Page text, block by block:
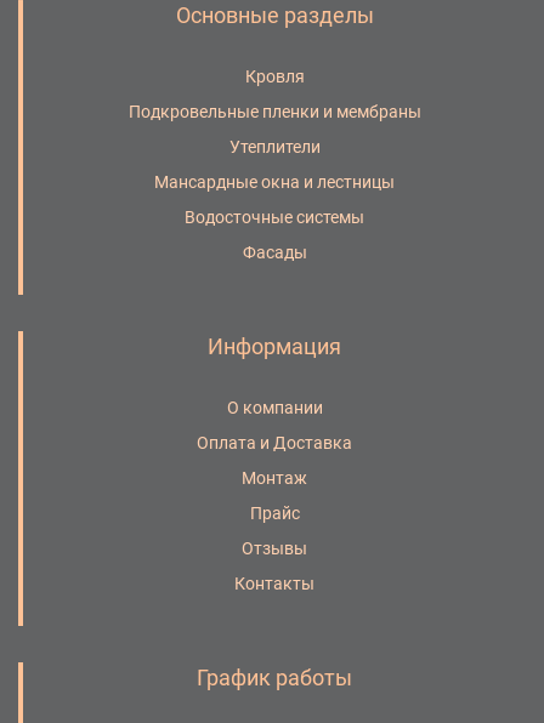
Основные разделы
Кровля
Подкровельные пленки и мембраны
Утеплители
Мансардные окна и лестницы
Водосточные системы
Фасады
Информация
О компании
Оплата и Доставка
Монтаж
Прайс
Отзывы
Контакты
График работы